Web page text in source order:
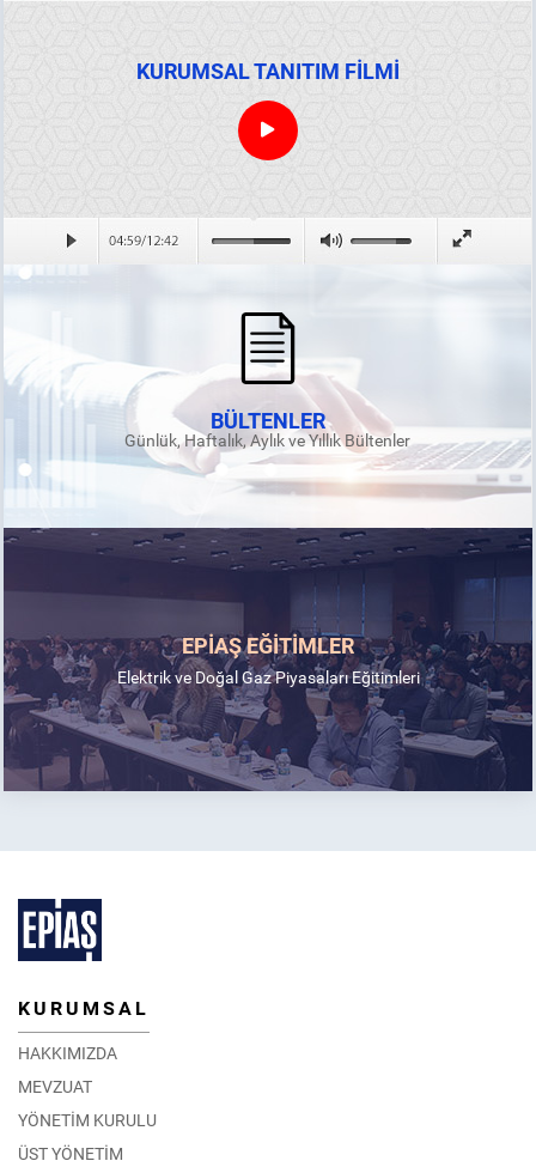
KURUMSAL TANITIM FİLMİ
BÜLTENLER
Günlük, Haftalık, Aylık ve Yıllık Bültenler
EPİAŞ EĞİTİMLER
Elektrik ve Doğal Gaz Piyasaları Eğitimleri
KURUMSAL
HAKKIMIZDA
MEVZUAT
YÖNETİM KURULU
ÜST YÖNETİM